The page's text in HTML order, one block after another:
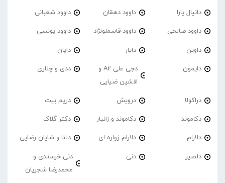
دانیال یارا داوود دهقان داوود شعبانی
داوود صالحی داوود قاسملونژاد داوود یونسی
داوین دایار دایان
دایمون
دجی علی A2 و
افشین ضیایی
ددی و چناری
دراکولا درویش دریم بیت
دکاموند دکاموند و زانیار دکتر گلاک
دلارام دلارام زواره ای دلتا و شایان رضایی
دلصیر دنی
دنی خرسندی و
محمدرضا شجریان